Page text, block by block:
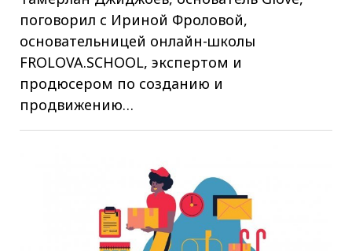
поговорил с Ириной Фроловой,
основательницей онлайн-школы
FROLOVA.SCHOOL, экспертом и
продюсером по созданию и
продвижению…